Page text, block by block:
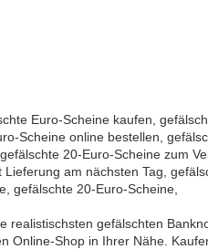
Euro-Scheine kaufen,
Scheine online bestellen,
20-Euro-Scheine zum
am nächsten Tag,
gefälschte 20-Euro-Scheine,
gefälschten
Online-Shop in Ihrer Nähe.